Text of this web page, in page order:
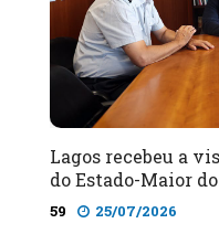
Lagos recebeu a
do Estado-Maior
59 25/07/2026